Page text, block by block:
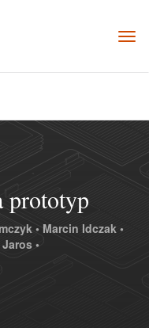
prototyp
• Marcin Idczak •
•